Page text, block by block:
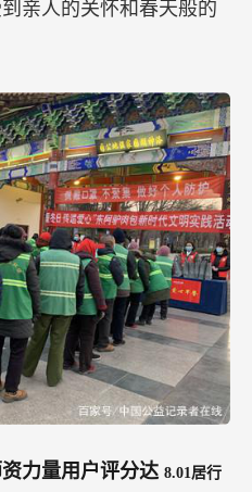
亲人的关怀和春天般的
力量用户评分达 8.01居行